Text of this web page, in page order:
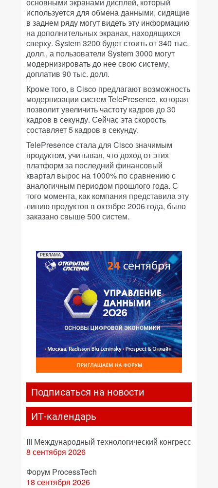
используется для обмена данными, сидящие
в заднем ряду могут видеть эту информацию
на дополнительных экранах, находящихся
сверху. System 3200 будет стоить от 340 тыс.
долл., а пользователи System 3000 могут
модернизировать до нее свою систему,
доплатив 90 тыс. долл.
Кроме того, в Cisco предлагают возможность
модернизации систем TelePresence, которая
позволит увеличить частоту кадров до 30
кадров в секунду. Сейчас эта скорость
составляет 5 кадров в секунду.
TelePresence стала для Cisco значимым
продуктом, учитывая, что доход от этих
платформ за последний финансовый
квартал вырос на 1000% по сравнению с
аналогичным периодом прошлого года. С
того момента, как компания представила эту
линию продуктов в октябре 2006 года, было
заказано свыше 500 систем.
РЕКЛАМА
Подписаться на новости
ИТ-календарь
III Международный технологический конгресс
8 сентября 2026
Форум ProcessTech
18 сентября 2026